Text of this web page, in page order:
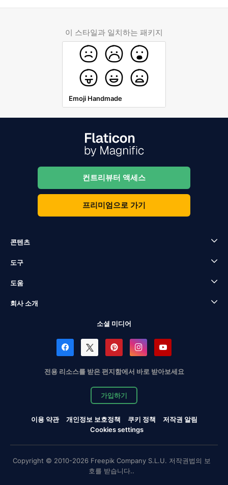
이 스타일과 일치하는 패키지
Emoji Handmade
컨트리뷰터 액세스
프리미엄으로 가기
콘텐츠
도구
도움
회사 소개
소셜 미디어
전용 리소스를 받은 편지함에서 바로 받아보세요
가입하기
이용 약관 개인정보 보호정책 쿠키 정책
저작권 알림
Cookies settings
Copyright © 2010-2026 Freepik Company S.L.U. 저작권법의 보
호를 받습니다..